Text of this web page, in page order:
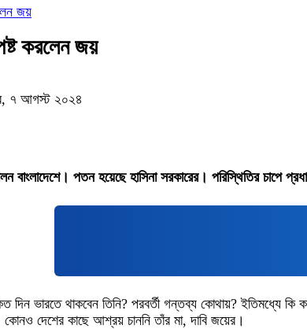
জয়
করলেন জয়
৭ আগস্ট ২০২৪
বাংলাদেশে। পতন হয়েছে হাসিনা সরকারের। পরিস্থিতির চাপে
ভারতে থাকবেন তিনি? পরবর্তী গন্তব্য কোথায়? ইতিমধ্যে কি
দেশের কাছে আশ্রয় চাননি তাঁর মা, দাবি জয়ের।